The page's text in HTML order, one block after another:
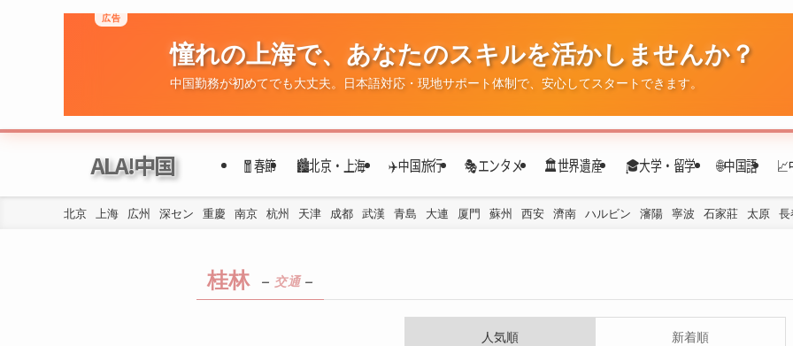
広告
憧れの上海で、あなたのスキルを活かしませんか？
中国勤務が初めてでも大丈夫。日本語対応・現地サポート体制で、安心してスタートできます。
ALA!中国 🧧春節 🏙️北京・上海 ✈️中国旅行 🎭エンタメ 🏛️世界遺産 🎓大学・留学 🌐中国語
北京 上海 広州 深セン 重慶 南京 杭州 天津 成都 武漢 青島 大連 厦門 蘇州 西安 濟南 ハルビン 瀋陽 寧波 石家莊 太原 長
桂林 – 交通–
人気順 新着順